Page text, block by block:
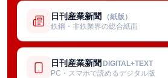
日刊産業新聞 （紙版）
鉄鋼・非鉄業界の総合紙面
日刊産業新聞 DIGITAL+TEXT
PC・スマホで読めるデジタル版